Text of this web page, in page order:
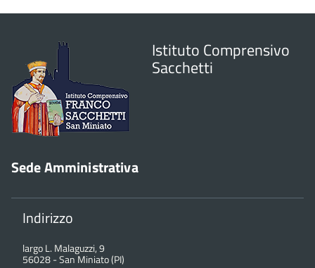
Istituto Comprensivo
Sacchetti
Sede Amministrativa
Indirizzo
largo L. Malaguzzi, 9
56028-San Miniato (PI)